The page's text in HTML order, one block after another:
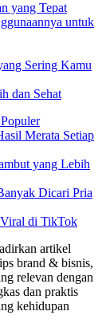
yang Tepat
untuk
Sering Kamu
dan Sehat
Merata Setiap
yang Lebih
Dicari Pria
di TikTok
artikel
brand & bisnis,
relevan dengan
dan praktis
kehidupan